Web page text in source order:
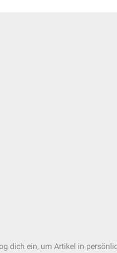
dich ein, um Artikel in